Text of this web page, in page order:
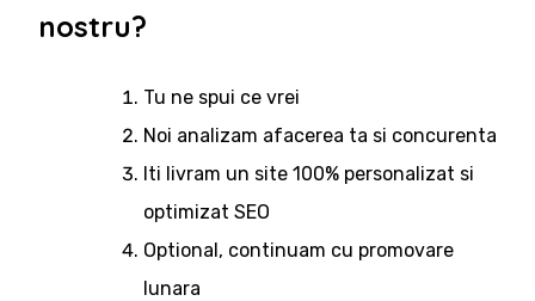
nostru?
Tu ne spui ce vrei
Noi analizam afacerea ta si concurenta
Iti livram un site 100% personalizat si
optimizat SEO
Optional, continuam cu promovare
lunara